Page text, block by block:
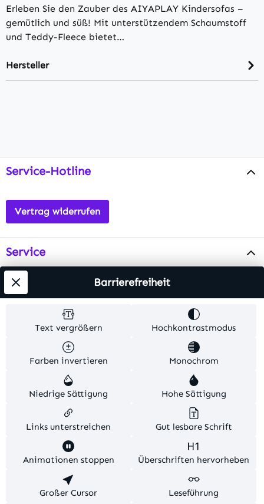
Erleben Sie den Zauber des AIYAPLAY Kindersofas –
gemütlich und süß! Mit unterstützendem Schaumstoff
und Teddy-Fleece bietet…
Hersteller
Service-Hotline
Vertrag widerrufen
Service
Info
Alle Preise inkl. gesetzl. Mehrwertsteuer zzgl.
Versandkosten . Alle Artikelangaben sind
Herstellerangaben und ohne Gewähr.
© 2026 MKV24 – Alle Rechte vorbehalten. Theme by
TC-Innovations
Text vergrößern Hochkontrastmodus
Farben invertieren Monochrom
Niedrige Sättigung Hohe Sättigung
Links unterstreichen Gut lesbare Schrift
Animationen stoppen Überschriften hervorheben
Großer Cursor Leseführung
Barrierefreiheit
Diese Website verwendet Cookies, um eine bestmögliche
Erfahrung bieten zu können.
Nur technisch notwendige
Konfigurieren